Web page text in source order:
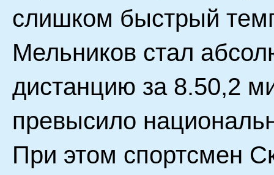
слишком быстрый
Мельников стал
дистанцию за 8.50,2
превысило
При этом спортсмен